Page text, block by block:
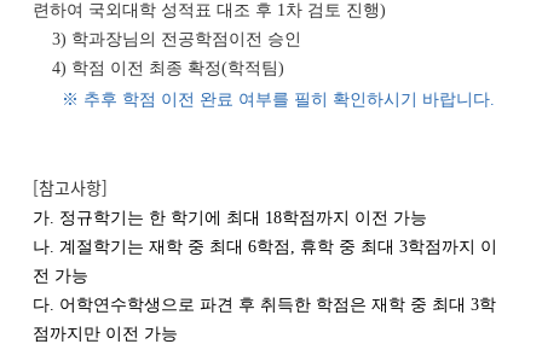
련하여 국외대학 성적표 대조 후 1차 검토 진행)
3) 학과장님의 전공학점이전 승인
4) 학점 이전 최종 확정(학적팀)
※ 추후 학점 이전 완료 여부를 필히 확인하시기 바랍니다.
[참고사항]
가. 정규학기는 한 학기에 최대 18학점까지 이전 가능
나. 계절학기는 재학 중 최대 6학점, 휴학 중 최대 3학점까지 이
전 가능
다. 어학연수학생으로 파견 후 취득한 학점은 재학 중 최대 3학
점까지만 이전 가능